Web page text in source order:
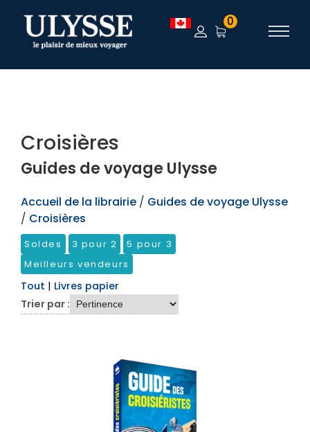
TEST 0
Croisières
Guides de voyage Ulysse
Accueil de la librairie / Guides de voyage Ulysse
/ Croisières
Soldes 3 pour 2
5 pour 3
Meilleurs vendeurs
Tout | Livres papier
Trier par :